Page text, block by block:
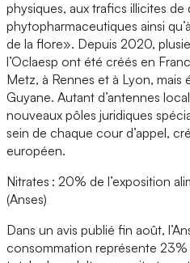
physiques, aux trafics illicites
phytopharmaceutiques ainsi
de la flore». Depuis 2020,
l’Oclaesp ont été créés en
Metz, à Rennes et à Lyon, mais
Guyane. Autant d’antennes
nouveaux pôles juridiques
sein de chaque cour d’appel,
européen.
Nitrates : 20% de l’exposition
(Anses)
Dans un avis publié fin août,
consommation représente 23%